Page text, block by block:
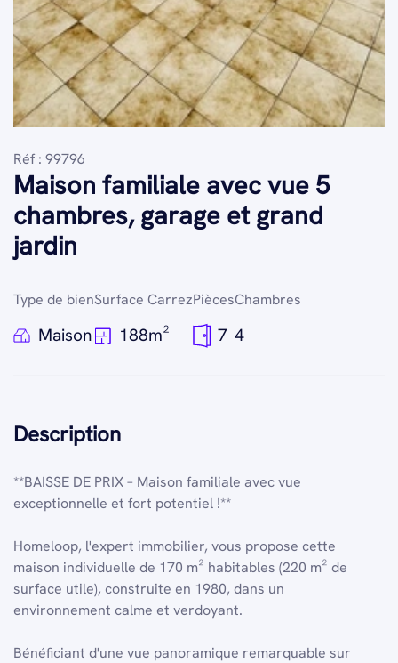
Réf : 99796
Maison familiale avec vue 5
chambres, garage et grand
jardin
Type de bien
Maison
Surface Carrez
188m²
Pièces
7
Chambres
4
Description
**BAISSE DE PRIX – Maison familiale avec vue
exceptionnelle et fort potentiel !**
Homeloop, l'expert immobilier, vous propose cette
maison individuelle de 170 m² habitables (220 m² de
surface utile), construite en 1980, dans un
environnement calme et verdoyant.
Bénéficiant d'une vue panoramique remarquable sur